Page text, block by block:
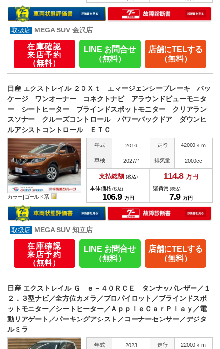
MEGA SUV 金沢店
在庫確認
来店予約
（無料）
LINE お問合せ
（無料）
店舗にTELする
（無料）
日産 エクストレイル ２０Ｘｔ エマージェンシーブレーキ パッ
ケージ ワンオーナー コネクトナビ アラウンドビューモニタ
ー シートヒーター ブラインドスポットモニター クリアラン
スソナー クルーズコントロール パワーバックドア ダウンヒ
ルアシストコントロール ＥＴＣ
カラー | ゴールド系
年式 2016 走行 42000ｋｍ
車検 2027/7 排気量 2000cc
支払総額 (税込) 114.8 万円
本体価格 (税込)
106.9 万円
諸費用 (税込)
7.9 万円
MEGA SUV 知立店
在庫確認
来店予約
（無料）
LINE お問合せ
（無料）
店舗にTELする
（無料）
日産 エクストレイル Ｇ ｅ－４ＯＲＣＥ タンナッパレザー／１
２．３型ナビ／全方位カメラ／プロパイロット／ブラインドスポ
ットモニター／シートヒーター／ＡｐｐｌｅＣａｒＰｌａｙ／電
動リアゲート／パーキングアシスト／コーナーセンサー／デジタ
ルミラ
年式 2023 走行 22000ｋｍ